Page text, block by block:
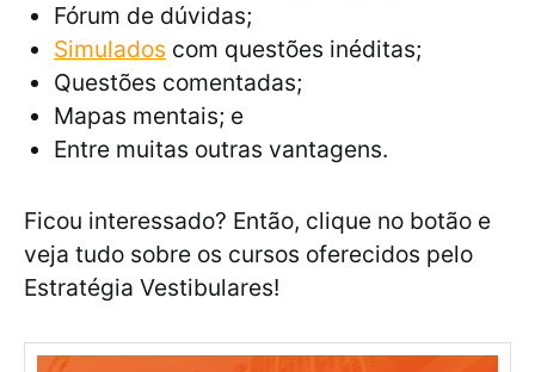
Fórum de dúvidas;
Simulados com questões inéditas;
Questões comentadas;
Mapas mentais; e
Entre muitas outras vantagens.
Ficou interessado? Então, clique no botão e
veja tudo sobre os cursos oferecidos pelo
Estratégia Vestibulares!